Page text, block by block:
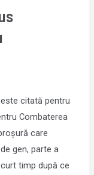
citată pentru
Combaterea
care
gen, parte a
timp după ce